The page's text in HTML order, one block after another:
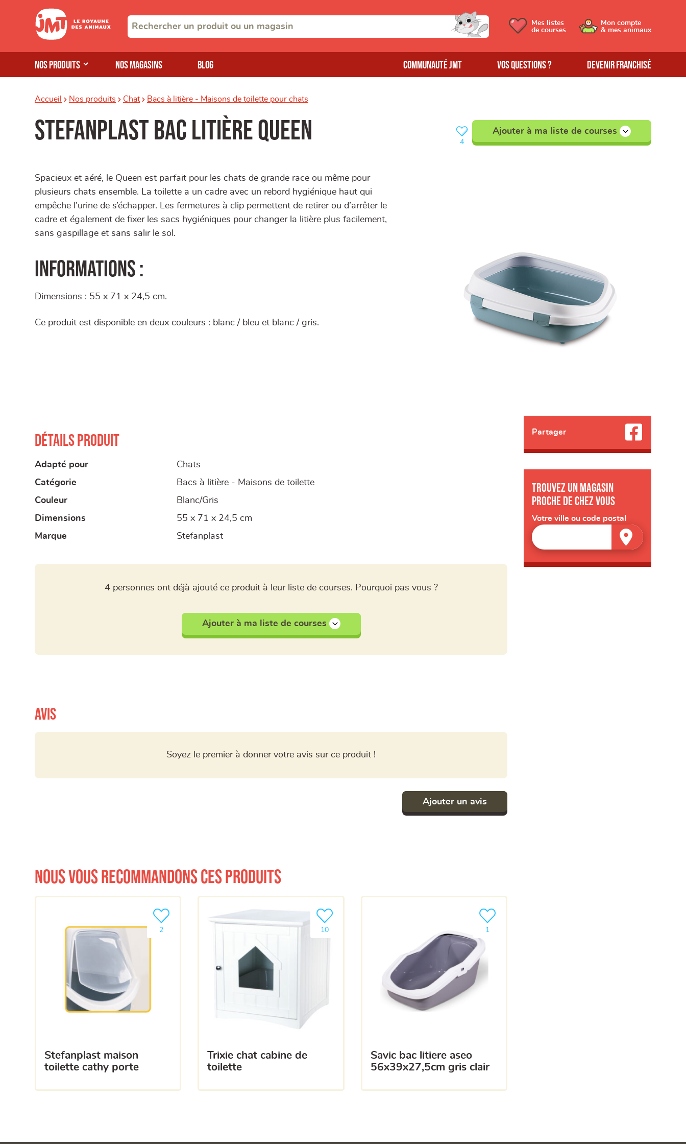
Nos produits Nos magasins Blog Communauté JMT Vos questions ? Devenir franchisé
Mes listes
de courses
Mon compte
& mes animaux
Accueil Nos produits Chat Bacs à litière - Maisons de toilette pour chats
Stefanplast bac litière queen 4
Ajouter à ma liste de courses
Spacieux et aéré, le Queen est parfait pour les chats de grande race ou même pour
plusieurs chats ensemble. La toilette a un cadre avec un rebord hygiénique haut qui
empêche l’urine de s’échapper. Les fermetures à clip permettent de retirer ou d’arrêter le
cadre et également de fixer les sacs hygiéniques pour changer la litière plus facilement,
sans gaspillage et sans salir le sol.
Informations :
Dimensions : 55 x 71 x 24,5 cm.
Ce produit est disponible en deux couleurs : blanc / bleu et blanc / gris.
Détails produit
Adapté pour
Chats
Catégorie
Bacs à litière - Maisons de toilette
Couleur
Blanc/Gris
Dimensions
55 x 71 x 24,5 cm
Marque
Stefanplast
4 personnes ont déjà ajouté ce produit à leur liste de courses. Pourquoi pas vous ?
Ajouter à ma liste de courses
Avis
Soyez le premier à donner votre avis sur ce produit !
Ajouter un avis
Nous vous recommandons ces produits
stefanplast maison
toilette cathy porte
2
Ajouter le produit à ma liste
trixie chat cabine de
toilette
10
Ajouter le produit à ma liste
savic bac litiere aseo
56x39x27,5cm gris clair
1
Ajouter le produit à ma liste
Partager
Trouvez un magasin
proche de chez vous
Votre ville ou code postal